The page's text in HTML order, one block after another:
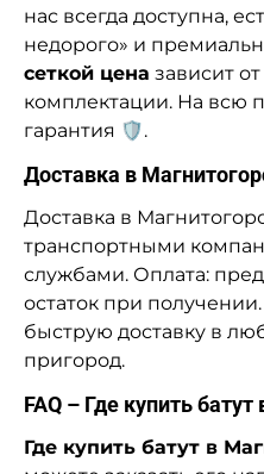
нас всегда доступна,
недорого» и
сеткой цена зависит
комплектации. На всю
гарантия 🛡️.
Доставка в
Доставка в
транспортными
службами. Оплата:
остаток при
быструю доставку в
пригород.
FAQ – Где купить
Где купить батут в